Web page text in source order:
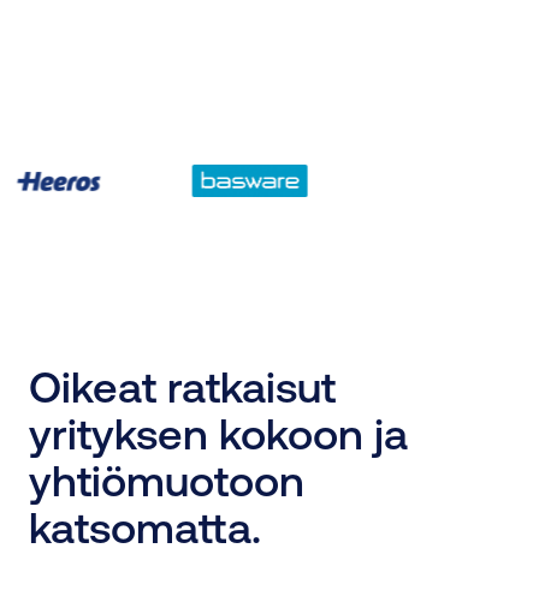
Oikeat ratkaisut
yrityksen kokoon ja
yhtiömuotoon
katsomatta.